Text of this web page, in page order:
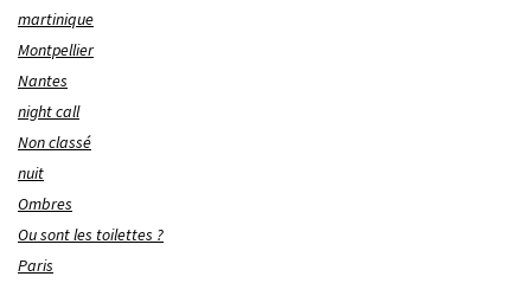
martinique
Montpellier
Nantes
night call
Non classé
nuit
Ombres
Ou sont les toilettes ?
Paris